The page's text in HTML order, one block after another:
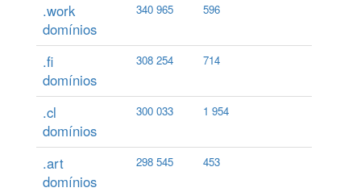
.work
domínios
340 965 596
.fi
domínios
308 254 714
.cl
domínios
300 033 1 954
.art
domínios
298 545 453